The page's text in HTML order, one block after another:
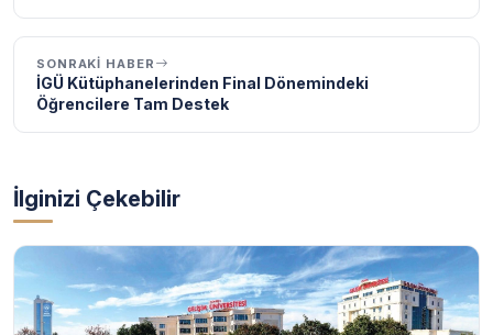
SONRAKI HABER
İGÜ Kütüphanelerinden Final Dönemindeki
Öğrencilere Tam Destek
İlginizi Çekebilir